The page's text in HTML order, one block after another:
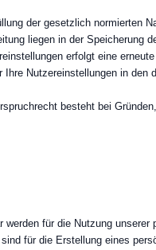
der gesetzlich normierten
liegen in der Speicherung
erfolgt eine
Nutzereinstellungen in den
besteht bei
für die Nutzung
für die Erstellung eines